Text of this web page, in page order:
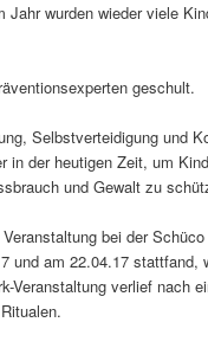
Jahr wurden wieder viele
geschult.
Selbstverteidigung und
in der heutigen Zeit, um
und Gewalt zu
bei der
und am 22.04.17 stattfand,
Veranstaltung verlief nach